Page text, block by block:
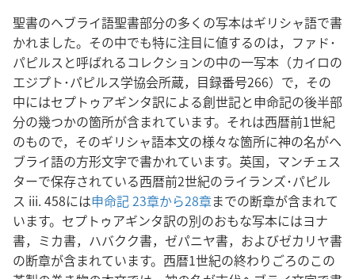
聖書のヘブライ語聖書部分の多くの写本はギリシャ語で書
かれました。その中でも特に注目に値するのは，ファド･
パピルスと呼ばれるコレクションの中の一写本（カイロの
エジプト･パピルス学協会所蔵，目録番号266）で，その
中にはセプトゥアギンタ訳による創世記と申命記の後半部
分の幾つかの箇所が含まれています。それは西暦前1世紀
のもので，そのギリシャ語本文の様々な箇所に神の名がヘ
ブライ語の方形文字で書かれています。英国，マンチェス
ターで保存されている西暦前2世紀のライランズ･パピル
ス iii. 458には申命記 23章から28章までの断章が含まれて
います。セプトゥアギンタ訳の別のおもな写本にはヨナ
書，ミカ書，ハバクク書，ゼパニヤ書，およびゼカリヤ書
の断章が含まれています。西暦1世紀の終わりごろのこの